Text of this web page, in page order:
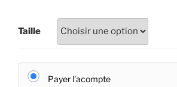
Taille
Payer l'acompte